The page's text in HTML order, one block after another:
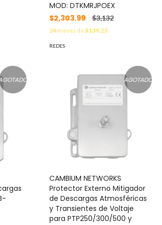
MOD: DTKMRJPOEX
$2,303.99
$3,132
24meses de$139.23
REDES
AGOTADO
CAMBIUM NETWORKS
Protector Externo Mitigador
de Descargas Atmosféricas
y Transientes de Voltaje
para PTP250/300/500 y